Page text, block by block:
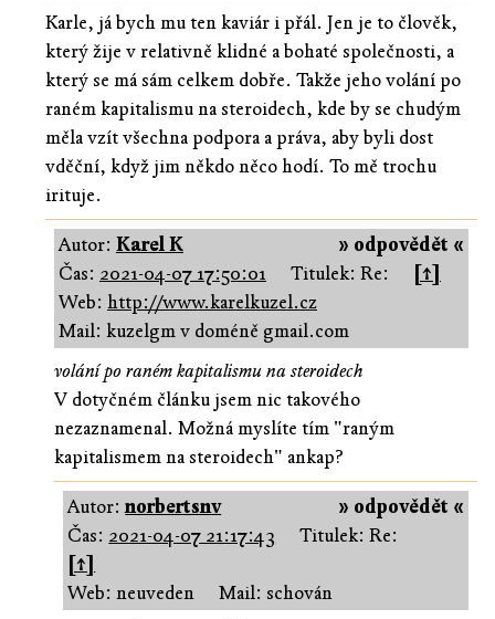
Karle, já bych mu ten kaviár i přál. Jen je to člověk,
který žije v relativně klidné a bohaté společnosti, a
který se má sám celkem dobře. Takže jeho volání po
raném kapitalismu na steroidech, kde by se chudým
měla vzít všechna podpora a práva, aby byli dost
vděční, když jim někdo něco hodí. To mě trochu
irituje.
» odpovědět «
Autor: Karel K
Čas: 2021-04-07 17:50:01 Titulek: Re:
[↑]
Web: http://www.karelkuzel.cz
Mail: kuzelgm v doméně gmail.com
volání po raném kapitalismu na steroidech
V dotyčném článku jsem nic takového
nezaznamenal. Možná myslíte tím "raným
kapitalismem na steroidech" ankap?
» odpovědět «
Autor:norbertsnv
Čas: 2021-04-07 21:17:43
Titulek: Re:
[↑]
Web: neuveden
Mail: schován